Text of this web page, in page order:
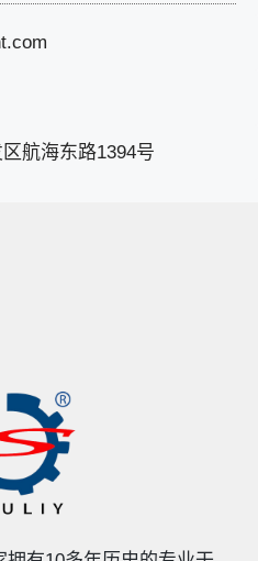
航海东路1394号